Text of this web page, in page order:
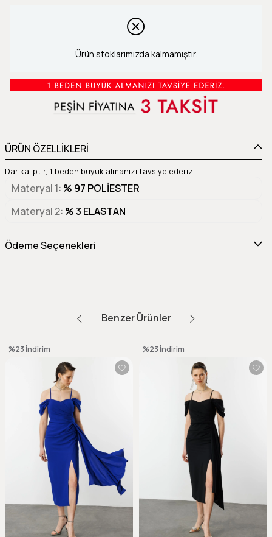
Ürün stoklarımızda kalmamıştır.
ÜRÜN ÖZELLİKLERİ
Dar kalıptır, 1 beden büyük almanızı tavsiye ederiz.
Materyal 1 % 97 POLİESTER
Materyal 2 % 3 ELASTAN
Ödeme Seçenekleri
Benzer Ürünler
%23 İndirim %23 İndirim